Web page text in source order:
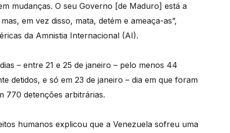
mudanças. O seu Governo [de Maduro] está a
em vez disso, mata, detém e ameaça-as”,
da Amnistia Internacional (AI).
– entre 21 e 25 de janeiro – pelo menos 44
detidos, e só em 23 de janeiro – dia em que foram
770 detenções arbitrárias.
humanos explicou que a Venezuela sofreu uma